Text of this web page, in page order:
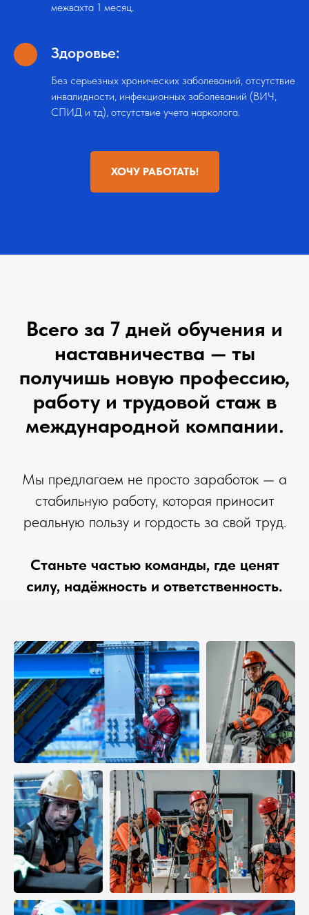
межвахта 1 месяц.
Здоровье:
Без серьезных хронических заболеваний, отсутствие
инвалидности, инфекционных заболеваний (ВИЧ,
СПИД и тд), отсутствие учета нарколога.
ХОЧУ РАБОТАТЬ!
Всего за 7 дней обучения и
наставничества — ты
получишь новую профессию,
работу и трудовой стаж в
международной компании.
Мы предлагаем не просто заработок — а
стабильную работу, которая приносит
реальную пользу и гордость за свой труд.
Станьте частью команды, где ценят
силу, надёжность и ответственность.